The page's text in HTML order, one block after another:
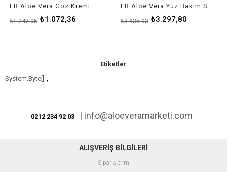
LR Aloe Vera Göz Kremi
₺1.072,36
₺1.247,05
LR Aloe Vera Yüz Bakım Seti
₺3.297,80
₺3.835,03
Etiketler
System.Byte[]
,
0212 234 92 03 | info@aloeveramarketi.com
ALIŞVERİŞ BİLGİLERİ
Siparişlerim